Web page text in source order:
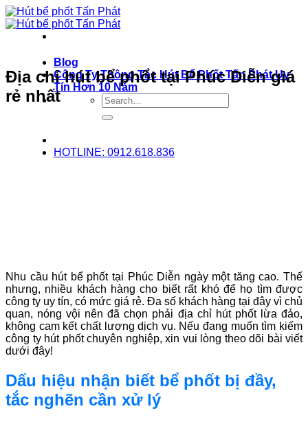
Bỏ
qua
Blog
Công Ty Thông Tắc Hút Bể Phốt Tấn Phát Uy
Tín Hơn 10 Năm
HOTLINE: 0912.618.836
Địa chỉ hút bể phốt tại Phúc Diễn giá
rẻ nhất
Nhu cầu hút bể phốt tại Phúc Diễn ngày một tăng cao. Thế
nhưng, nhiều khách hàng cho biết rất khó để họ tìm được
công ty uy tín, có mức giá rẻ. Đa số khách hàng tại đây vì chủ
quan, nóng vội nên đã chọn phải địa chỉ hút phốt lừa đảo,
không cam kết chất lượng dịch vụ. Nếu đang muốn tìm kiếm
công ty hút phốt chuyên nghiệp, xin vui lòng theo dõi bài viết
dưới đây!
Dấu hiệu nhận biết bể phốt bị đầy,
tắc nghẽn cần xử lý